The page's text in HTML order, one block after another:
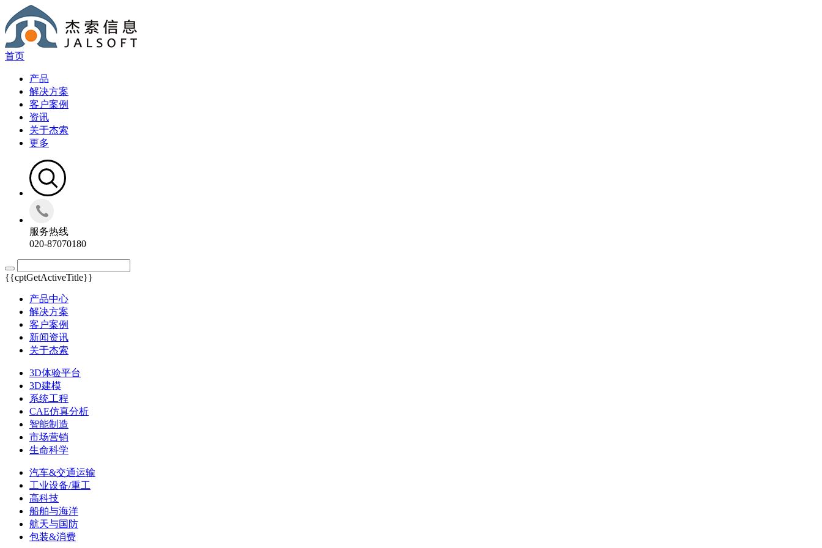
首页
产品
解决方案
客户案例
资讯
关于杰索
更多
服务热线
020-87070180
{{cptGetActiveTitle}}
产品中心
解决方案
客户案例
新闻资讯
关于杰索
3D体验平台
3D建模
系统工程
CAE仿真分析
智能制造
市场营销
生命科学
汽车&交通运输
工业设备/重工
高科技
船舶与海洋
航天与国防
包装&消费